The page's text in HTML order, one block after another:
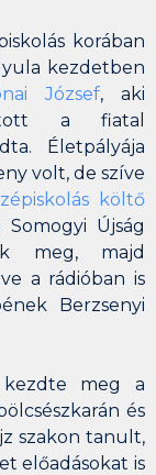
korában
kezdetben
József, aki
a fiatal
Életpályája
volt, de szíve
költő
Újság
meg, majd
a rádióban is
Berzsenyi
kezdte meg a
és
szakon tanult,
előadásokat is